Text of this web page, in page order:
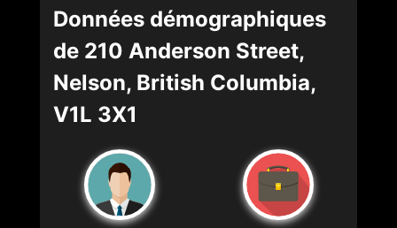
Données démographiques
de 210 Anderson Street,
Nelson, British Columbia,
V1L 3X1